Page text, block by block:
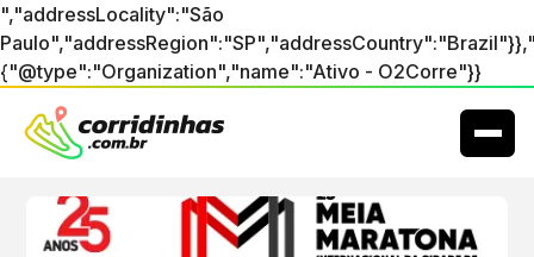
","addressLocality":"São
{"@type":"Organization","name":"Ativo - O2Corre"}}